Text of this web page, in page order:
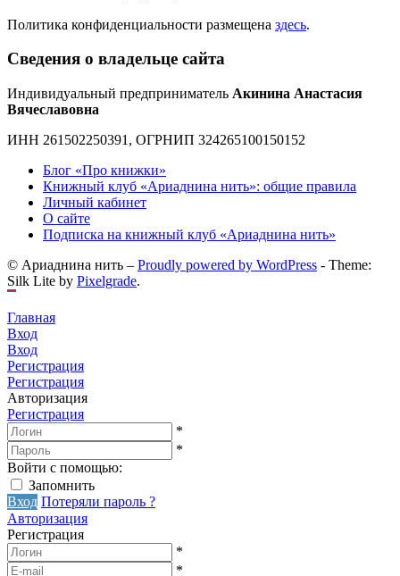
Политика конфиденциальности размещена здесь.
Сведения о владельце сайта
Индивидуальный предприниматель Акинина Анастасия
Вячеславовна
ИНН 261502250391, ОГРНИП 324265100150152
Блог «Про книжки»
Книжный клуб «Ариаднина нить»: общие правила
Личный кабинет
О сайте
Подписка на книжный клуб «Ариаднина нить»
© Ариаднина нить – Proudly powered by WordPress - Theme:
Silk Lite by Pixelgrade.
Главная
Вход
Вход
Регистрация
Регистрация
Авторизация
Регистрация
*
*
Войти с помощью:
Запомнить
Вход Потеряли пароль ?
Авторизация
Регистрация
*
*